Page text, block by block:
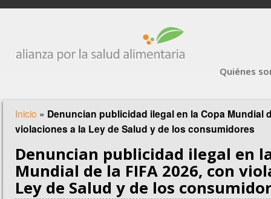
Quiénes
Inicio » Denuncian publicidad ilegal en la Copa Mundial
violaciones a la Ley de Salud y de los consumidores
Denuncian publicidad ilegal en
Mundial de la FIFA 2026, con
Ley de Salud y de los